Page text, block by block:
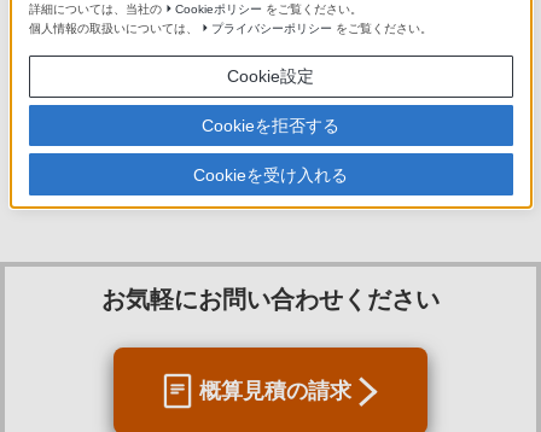
詳細はこちら
パッケージモデルの詳細はこちら
お気軽にお問い合わせください
概算見積の請求
詳細については、当社の Cookieポリシー をご覧ください。
個人情報の取扱いについては、
プライバシーポリシー をご覧ください。
Cookie設定
Cookieを拒否する
Cookieを受け入れる